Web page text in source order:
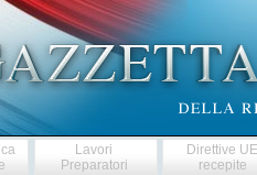
Lavori
Preparatori
Direttive
recepite